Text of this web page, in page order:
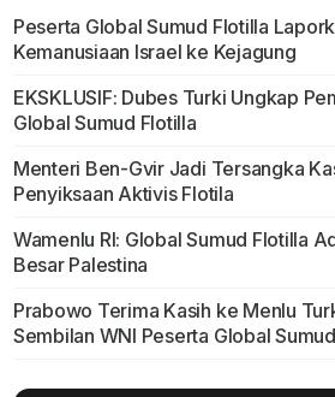
Peserta Global Sumud Flotilla
Kemanusiaan Israel ke Kejagung
EKSKLUSIF: Dubes Turki Ungkap
Global Sumud Flotilla
Menteri Ben-Gvir Jadi Tersangka
Penyiksaan Aktivis Flotila
Wamenlu RI: Global Sumud Flotilla
Besar Palestina
Prabowo Terima Kasih ke Menlu
Sembilan WNI Peserta Global